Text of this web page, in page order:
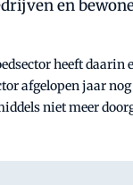
en
heeft
afgelopen jaar
niet meer